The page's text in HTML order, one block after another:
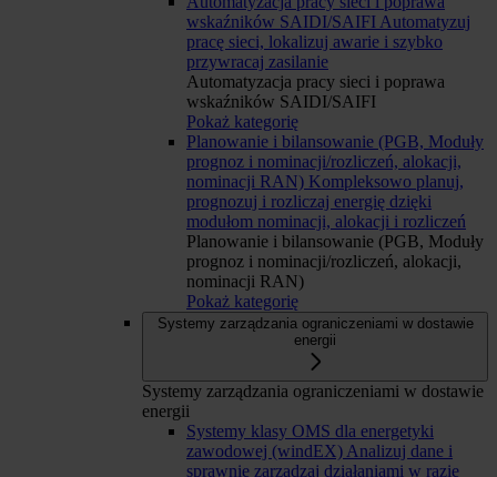
wskaźników SAIDI/SAIFI Automatyzuj
pracę sieci, lokalizuj awarie i szybko
przywracaj zasilanie
Automatyzacja pracy sieci i poprawa
wskaźników SAIDI/SAIFI
Pokaż kategorię
Planowanie i bilansowanie (PGB, Moduły
prognoz i nominacji/rozliczeń, alokacji,
nominacji RAN) Kompleksowo planuj,
prognozuj i rozliczaj energię dzięki
modułom nominacji, alokacji i rozliczeń
Planowanie i bilansowanie (PGB, Moduły
prognoz i nominacji/rozliczeń, alokacji,
nominacji RAN)
Pokaż kategorię
Systemy zarządzania ograniczeniami w dostawie
energii
Systemy zarządzania ograniczeniami w dostawie
energii
Systemy klasy OMS dla energetyki
zawodowej (windEX) Analizuj dane i
sprawnie zarządzaj działaniami w razie